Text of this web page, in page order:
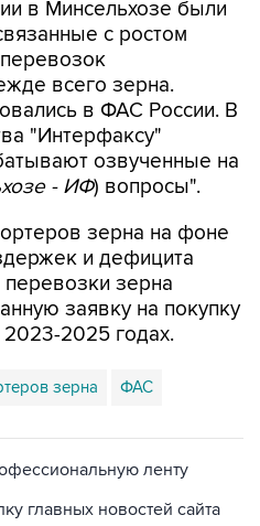
всего зерна.
в ФАС России. В
"Интерфаксу"
озвученные на
- ИФ) вопросы".
зерна на фоне
зерна
заявку на покупку
2025 годах.
зерна ФАС
главных новостей сайта
новости в официальном